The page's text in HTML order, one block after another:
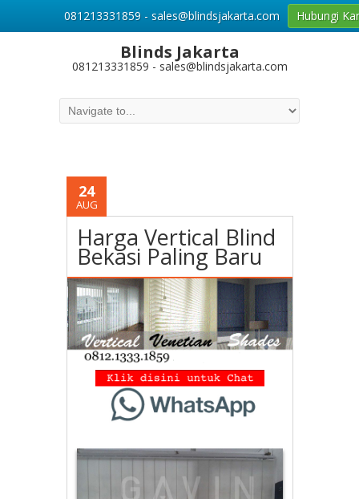
Blinds Jakarta
081213331859 - sales@blindsjakarta.com
24
AUG
Harga Vertical Blind
Bekasi Paling Baru
081213331859 - sales@blindsjakarta.com Hubungi